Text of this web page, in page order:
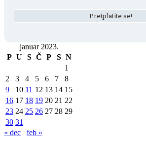
januar 2023.
P U S Č P S N
1
2
3 4 5 6 7
8
9
10 11 12 13 14 15
16 17 18 19 20 21 22
23 24 25 26 27 28 29
30 31
« dec
feb »